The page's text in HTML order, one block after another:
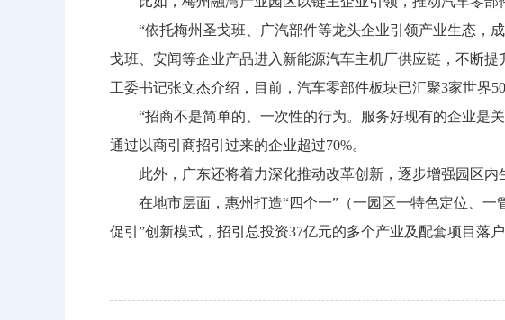
“依托梅州圣戈班、广汽部件等龙头企业引领产业生态，成
戈班、安闻等企业产品进入新能源汽车主机厂供应链，不断
工委书记张文杰介绍，目前，汽车零部件板块已汇聚3家世界
“招商不是简单的、一次性的行为。服务好现有的企业是关
通过以商引商招引过来的企业超过70%。
此外，广东还将着力深化推动改革创新，逐步增强园区内
在地市层面，惠州打造“四个一”（一园区一特色定位、一
促引”创新模式，招引总投资37亿元的多个产业及配套项目落